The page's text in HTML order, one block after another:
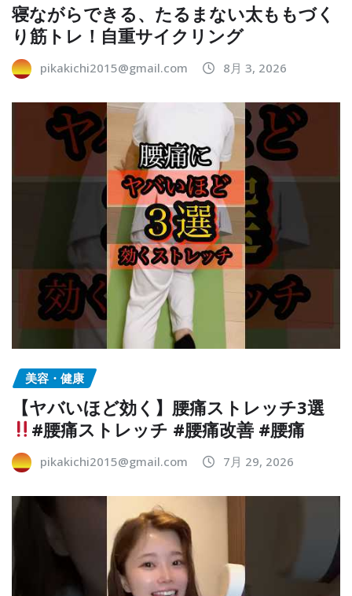
寝ながらできる、たるまない太ももづく
り筋トレ！自重サイクリング
pikakichi2015@gmail.com 8月 3, 2026
美容・健康
【ヤバいほど効く】腰痛ストレッチ3選
#腰痛ストレッチ #腰痛改善 #腰痛
pikakichi2015@gmail.com 7月 29, 2026